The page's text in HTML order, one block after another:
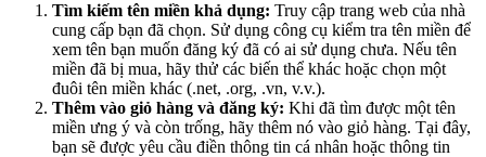
Tìm kiếm tên miền khả dụng: Truy cập trang web của nhà
cung cấp bạn đã chọn. Sử dụng công cụ kiểm tra tên miền để
xem tên bạn muốn đăng ký đã có ai sử dụng chưa. Nếu tên
miền đã bị mua, hãy thử các biến thể khác hoặc chọn một
đuôi tên miền khác (.net, .org, .vn, v.v.).
Thêm vào giỏ hàng và đăng ký: Khi đã tìm được một tên
miền ưng ý và còn trống, hãy thêm nó vào giỏ hàng. Tại đây,
bạn sẽ được yêu cầu điền thông tin cá nhân hoặc thông tin